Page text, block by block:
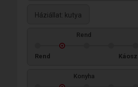
Háziállat: kutya
Rend
Rend Káosz
Konyha